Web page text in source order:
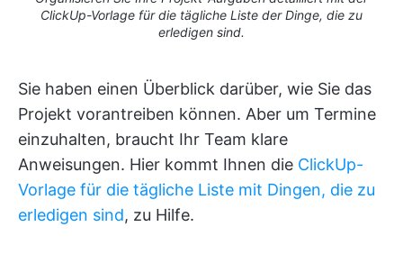
ClickUp-Vorlage für die tägliche Liste der Dinge, die zu
erledigen sind.
Sie haben einen Überblick darüber, wie Sie das
Projekt vorantreiben können. Aber um Termine
einzuhalten, braucht Ihr Team klare
Anweisungen. Hier kommt Ihnen die ClickUp-
Vorlage für die tägliche Liste mit Dingen, die zu
erledigen sind, zu Hilfe.